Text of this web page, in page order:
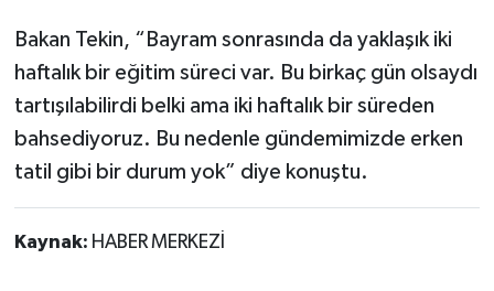
Bakan Tekin, “Bayram sonrasında da yaklaşık iki
haftalık bir eğitim süreci var. Bu birkaç gün olsaydı
tartışılabilirdi belki ama iki haftalık bir süreden
bahsediyoruz. Bu nedenle gündemimizde erken
tatil gibi bir durum yok” diye konuştu.
Kaynak: HABER MERKEZİ